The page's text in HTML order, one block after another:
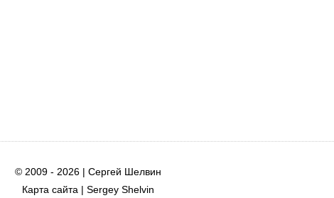
© 2009 - 2026 | Сергей Шелвин
Карта сайта
Sergey Shelvin